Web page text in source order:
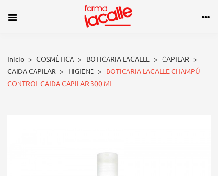
Inicio > COSMÉTICA > BOTICARIA LACALLE > CAPILAR >
CAIDA CAPILAR > HIGIENE >
BOTICARIA LACALLE CHAMPÚ
CONTROL CAIDA CAPILAR 300 ML